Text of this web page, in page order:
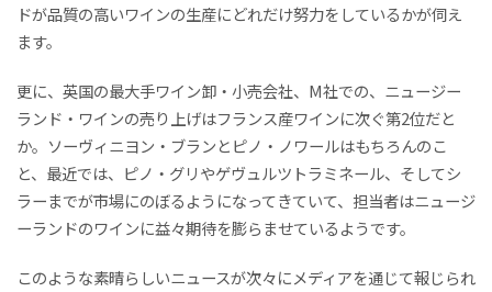
ドが品質の高いワインの生産にどれだけ努力をしているかが伺え
ます。
更に、英国の最大手ワイン卸・小売会社、M社での、ニュージー
ランド・ワインの売り上げはフランス産ワインに次ぐ第2位だと
か。ソーヴィニヨン・ブランとピノ・ノワールはもちろんのこ
と、最近では、ピノ・グリやゲヴュルツトラミネール、そしてシ
ラーまでが市場にのぼるようになってきていて、担当者はニュージ
ーランドのワインに益々期待を膨らませているようです。
このような素晴らしいニュースが次々にメディアを通じて報じられ